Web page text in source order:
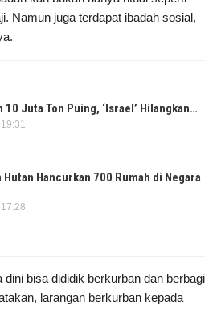
Namun juga terdapat ibadah sosial,
10 Juta Ton Puing, ‘Israel’ Hilangkan…
Hutan Hancurkan 700 Rumah di Negara
bisa dididik berkurban dan berbagi
larangan berkurban kepada